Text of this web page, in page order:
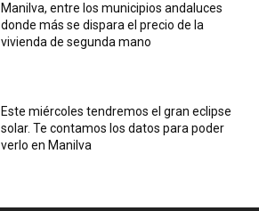
Manilva, entre los municipios andaluces
donde más se dispara el precio de la
vivienda de segunda mano
Este miércoles tendremos el gran eclipse
solar. Te contamos los datos para poder
verlo en Manilva